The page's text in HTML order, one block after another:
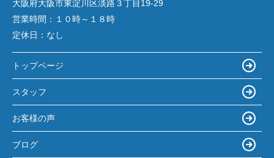
大阪府大阪市東淀川区淡路３丁目19-29
営業時間： １０時～１８時
定休日： なし
トップページ
スタッフ
お客様の声
ブログ